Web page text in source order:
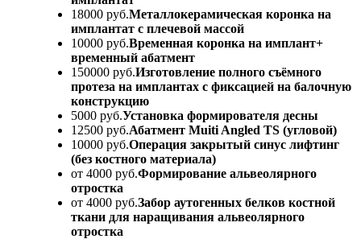
18000 руб.Металлокерамическая коронка на
имплантат с плечевой массой
10000 руб.Временная коронка на имплант+
временный абатмент
150000 руб.Изготовление полного съёмного
протеза на имплантах с фиксацией на балочную
конструкцию
5000 руб.Установка формирователя десны
12500 руб.Абатмент Muiti Angled TS (угловой)
10000 руб.Операция закрытый синус лифтинг
(без костного материала)
от 4000 руб.Формирование альвеолярного
отростка
от 4000 руб.Забор аутогенных белков костной
ткани для наращивания альвеолярного
отростка